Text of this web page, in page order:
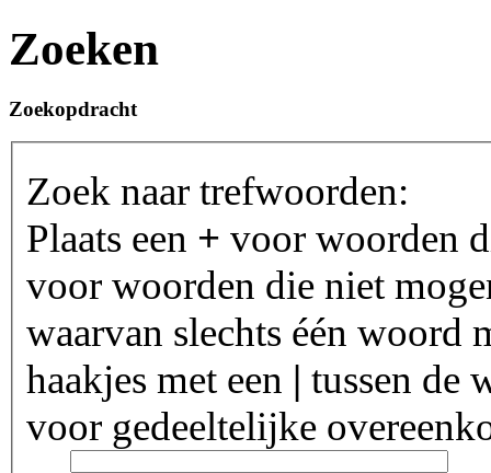
Zoeken
Zoekopdracht
Zoek naar trefwoorden:
Plaats een + voor woorden
voor woorden die niet
waarvan slechts één woord
haakjes met een | tussen de
voor gedeeltelijke